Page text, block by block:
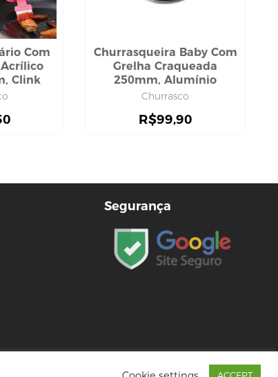
Com
Clink
Churrasqueira Baby Com
Grelha Craqueada
250mm, Alumínio
Barbosa
Churrasco
R$99,90
Segurança